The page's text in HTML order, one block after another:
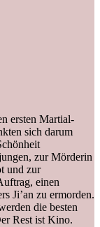
ersten Martial-
sich darum
zur Mörderin
und zur
einen
Ji’an zu ermorden.
die besten
Rest ist Kino.